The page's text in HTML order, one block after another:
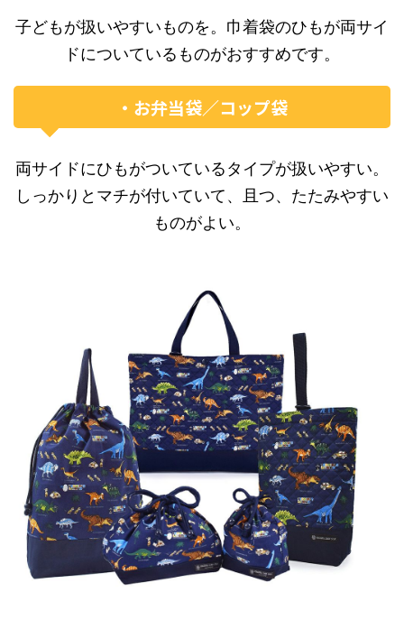
子どもが扱いやすいものを。巾着袋のひもが両サイ
ドについているものがおすすめです。
・お弁当袋／コップ袋
両サイドにひもがついているタイプが扱いやすい。
しっかりとマチが付いていて、且つ、たたみやすい
ものがよい。